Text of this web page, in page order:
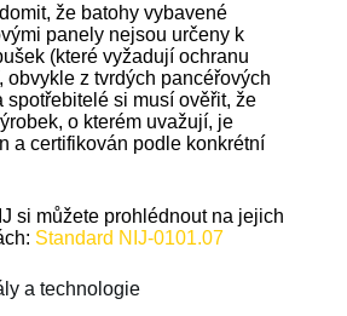
že batohy vybavené
panely nejsou určeny k
(které vyžadují ochranu
obvykle z tvrdých pancéřových
spotřebitelé si musí ověřit, že
o kterém uvažují, je
a certifikován podle konkrétní
si můžete prohlédnout na jejich
Standard NIJ-0101.07
a technologie